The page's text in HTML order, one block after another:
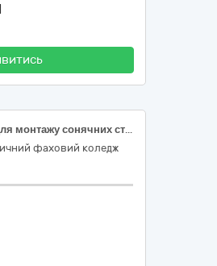
Набір інструментів для монтажу сонячних станцій
фаховий коледж